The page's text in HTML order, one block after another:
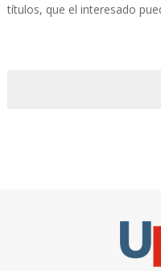
títulos, que el interesado